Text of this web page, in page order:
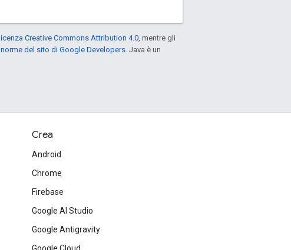
licenza Creative Commons Attribution 4.0 , mentre gli
norme del sito di Google Developers . Java è un
Crea
Android
Chrome
Firebase
Google AI Studio
Google Antigravity